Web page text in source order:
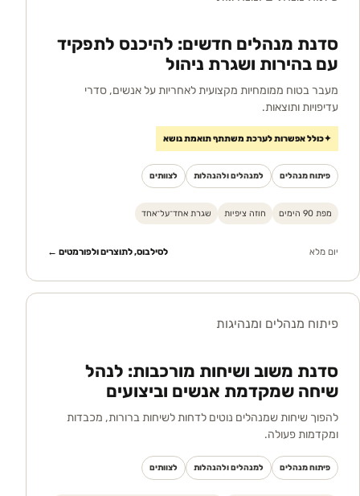
סדנת מנהלים חדשים: להיכנס לתפקיד
עם בהירות ושגרת ניהול
מעבר בטוח ממומחיות מקצועית לאחריות על אנשים, סדרי
עדיפויות ותוצאות.
✦כולל אפשרות לערכת משתתף תואמת נושא
פיתוח מנהלים למנהלים ולהנהלות לצוותים
מפת 90 הימים חוזה ציפיות שגרת אחד־על־אחד
יום מלא לסילבוס, לתוצרים ולפורמטים ←
פיתוח מנהלים ומנהיגות
סדנת משוב ושיחות מורכבות: לנהל
שיחה שמקדמת אנשים וביצועים
להפוך שיחות שמנהלים נוטים לדחות לשיחות ברורות, מכבדות
ומקדמות פעולה.
פיתוח מנהלים למנהלים ולהנהלות לצוותים